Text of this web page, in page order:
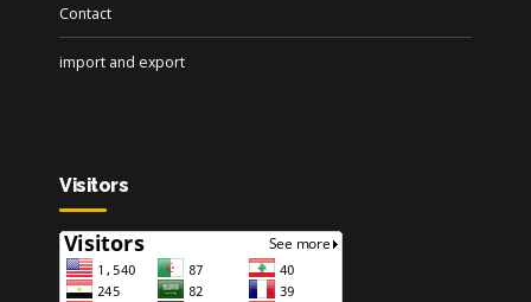
Contact
import and export
Visitors